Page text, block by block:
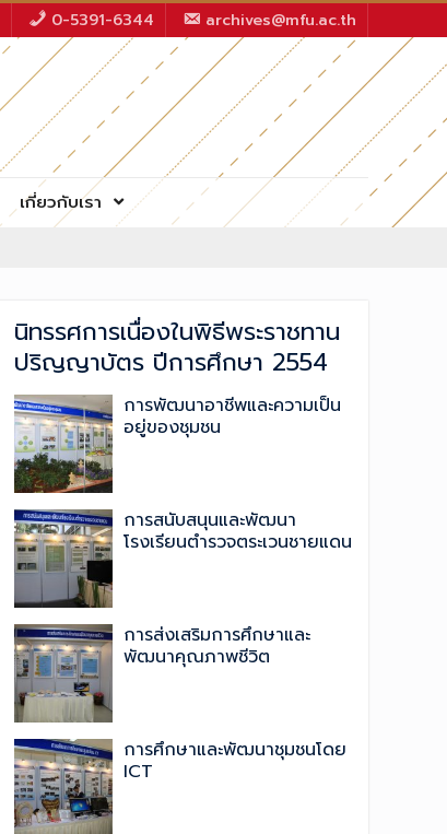
0-5391-6344 archives@mfu.ac.th
เกี่ยวกับเรา
นิทรรศการเนื่องในพิธีพระราชทาน
ปริญญาบัตร ปีการศึกษา 2554
การพัฒนาอาชีพและความเป็น
อยู่ของชุมชน
การสนับสนุนและพัฒนา
โรงเรียนตำรวจตระเวนชายแดน
การส่งเสริมการศึกษาและ
พัฒนาคุณภาพชีวิต
การศึกษาและพัฒนาชุมชนโดย
ICT